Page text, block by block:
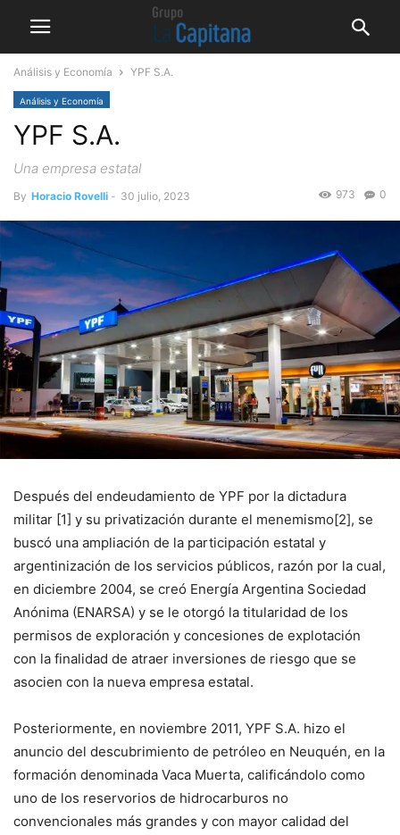
Análisis y Economía YPF S.A.
Análisis y Economía
YPF S.A.
Una empresa estatal
By Horacio Rovelli - 30 julio, 2023 0
973
Después del endeudamiento de YPF por la dictadura
militar [1] y su privatización durante el menemismo[2], se
buscó una ampliación de la participación estatal y
argentinización de los servicios públicos, razón por la cual,
en diciembre 2004, se creó Energía Argentina Sociedad
Anónima (ENARSA) y se le otorgó la titularidad de los
permisos de exploración y concesiones de explotación
con la finalidad de atraer inversiones de riesgo que se
asocien con la nueva empresa estatal.
Posteriormente, en noviembre 2011, YPF S.A. hizo el
anuncio del descubrimiento de petróleo en Neuquén, en la
formación denominada Vaca Muerta, calificándolo como
uno de los reservorios de hidrocarburos no
convencionales más grandes y con mayor calidad del